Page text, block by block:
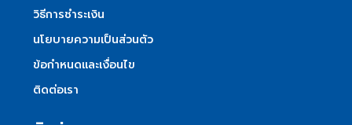
วิธีการชำระเงิน
นโยบายความเป็นส่วนตัว
ข้อกำหนดและเงื่อนไข
ติดต่อเรา